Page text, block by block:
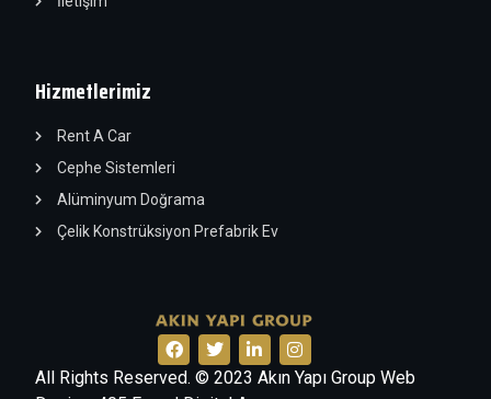
All Rights Reserved. © 2023 Akın Yapı Group Web
Hizmetlerimiz
Rent A Car
Cephe Sistemleri
Alüminyum Doğrama
Çelik Konstrüksiyon Prefabrik Ev